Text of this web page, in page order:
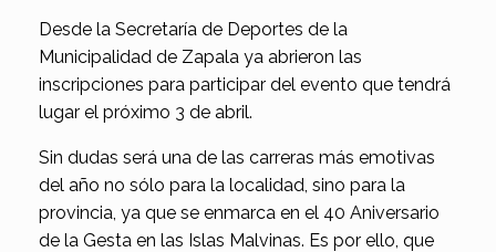
Desde la Secretaría de Deportes de la
Municipalidad de Zapala ya abrieron las
inscripciones para participar del evento que tendrá
lugar el próximo 3 de abril.
Sin dudas será una de las carreras más emotivas
del año no sólo para la localidad, sino para la
provincia, ya que se enmarca en el 40 Aniversario
de la Gesta en las Islas Malvinas. Es por ello, que